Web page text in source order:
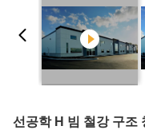
선공학 H 빔 철강 구조